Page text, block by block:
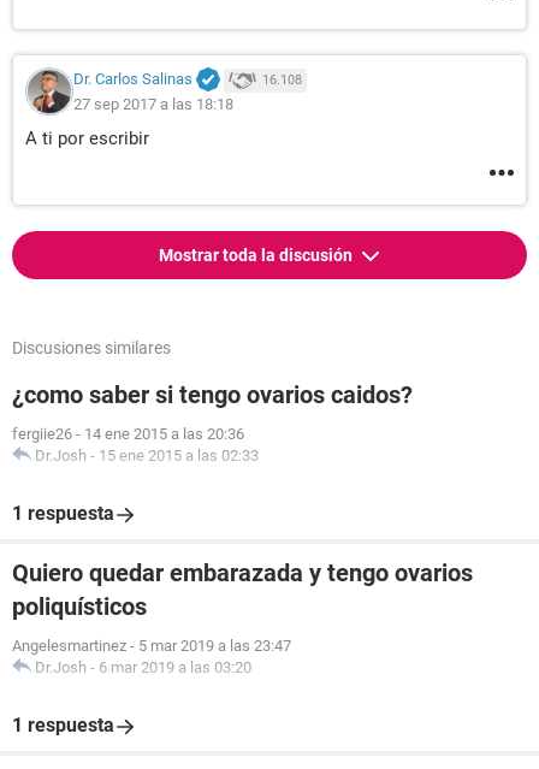
Dr. Carlos Salinas 16.108
27 sep 2017 a las 18:18
A ti por escribir
Mostrar toda la discusión
Discusiones similares
¿como saber si tengo ovarios caidos?
fergiie26 - 14 ene 2015 a las 20:36
Dr.Josh - 15 ene 2015 a las 02:33
1 respuesta
Quiero quedar embarazada y tengo ovarios
poliquísticos
Angelesmartinez - 5 mar 2019 a las 23:47
Dr.Josh - 6 mar 2019 a las 03:20
1 respuesta